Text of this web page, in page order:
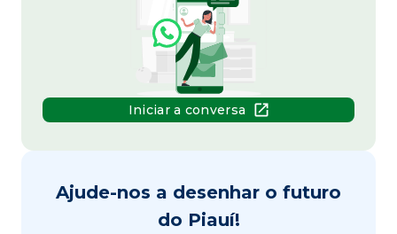
Iniciar a conversa
Ajude-nos a desenhar o futuro
do Piauí!